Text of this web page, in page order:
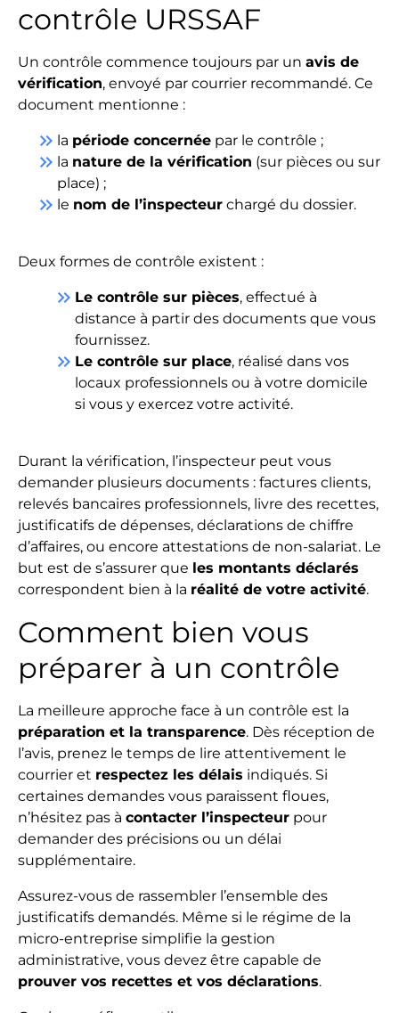
contrôle URSSAF
Un contrôle commence toujours par un avis de
vérification, envoyé par courrier recommandé. Ce
document mentionne :
keyboard_double_arrow_right la période concernée par le contrôle ;
keyboard_double_arrow_right la nature de la vérification (sur pièces ou sur
place) ;
keyboard_double_arrow_right le nom de l’inspecteur chargé du dossier.
Deux formes de contrôle existent :
keyboard_double_arrow_right Le contrôle sur pièces, effectué à
distance à partir des documents que vous
fournissez.
keyboard_double_arrow_right Le contrôle sur place, réalisé dans vos
locaux professionnels ou à votre domicile
si vous y exercez votre activité.
Durant la vérification, l’inspecteur peut vous
demander plusieurs documents : factures clients,
relevés bancaires professionnels, livre des recettes,
justificatifs de dépenses, déclarations de chiffre
d’affaires, ou encore attestations de non-salariat. Le
but est de s’assurer que les montants déclarés
correspondent bien à la réalité de votre activité.
Comment bien vous
préparer à un contrôle
La meilleure approche face à un contrôle est la
préparation et la transparence. Dès réception de
l’avis, prenez le temps de lire attentivement le
courrier et respectez les délais indiqués. Si
certaines demandes vous paraissent floues,
n’hésitez pas à contacter l’inspecteur pour
demander des précisions ou un délai
supplémentaire.
Assurez-vous de rassembler l’ensemble des
justificatifs demandés. Même si le régime de la
micro-entreprise simplifie la gestion
administrative, vous devez être capable de
prouver vos recettes et vos déclarations.